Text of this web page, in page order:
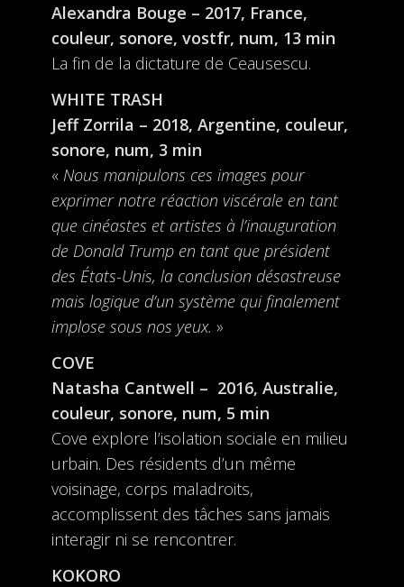
Alexandra Bouge – 2017, France,
couleur, sonore, vostfr, num, 13 min
La fin de la dictature de Ceausescu.
WHITE TRASH
Jeff Zorrila – 2018, Argentine, couleur,
sonore, num, 3 min
« Nous manipulons ces images pour
exprimer notre réaction viscérale en tant
que cinéastes et artistes à l’inauguration
de Donald Trump en tant que président
des États-Unis, la conclusion désastreuse
mais logique d’un système qui finalement
implose sous nos yeux. »
COVE
Natasha Cantwell – 2016, Australie,
couleur, sonore, num, 5 min
Cove explore l’isolation sociale en milieu
urbain. Des résidents d’un même
voisinage, corps maladroits,
accomplissent des tâches sans jamais
interagir ni se rencontrer.
KOKORO